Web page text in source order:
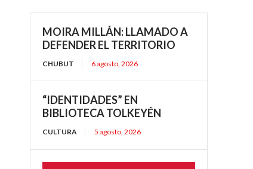
MOIRA MILLÁN: LLAMADO A
DEFENDER EL TERRITORIO
CHUBUT 6 agosto, 2026
“IDENTIDADES” EN
BIBLIOTECA TOLKEYÉN
CULTURA 5 agosto, 2026